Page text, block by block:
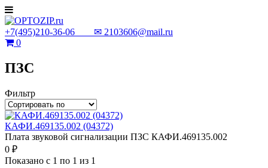
+7(495)210-36-06 ✉ 2103606@mail.ru
0
ПЗС
Фильтр
КАФИ.469135.002 (04372)
Плата звуковой сигнализации ПЗС КАФИ.469135.002
0 ₽
Показано с 1 по 1 из 1